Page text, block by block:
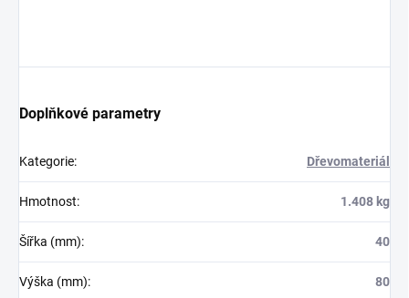
Doplňkové parametry
Kategorie: Dřevomateriál
Hmotnost: 1.408 kg
Šířka (mm): 40
Výška (mm): 80